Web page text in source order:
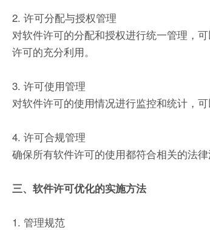
2. 许可分配与授权管理
对软件许可的分配和授权进行统一管理，
许可的充分利用。
3. 许可使用管理
对软件许可的使用情况进行监控和统计，
4. 许可合规管理
确保所有软件许可的使用都符合相关的法
三、软件许可优化的实施方法
1. 管理规范